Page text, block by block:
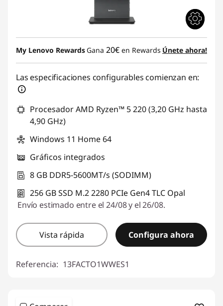
My Lenovo Rewards Gana 20€ en Rewards Únete ahora!
Las especificaciones configurables comienzan en:
Procesador AMD Ryzen™ 5 220 (3,20 GHz hasta
4,90 GHz)
Windows 11 Home 64
Gráficos integrados
8 GB DDR5-5600MT/s (SODIMM)
256 GB SSD M.2 2280 PCIe Gen4 TLC Opal
Envío estimado entre el 24/08 y el 26/08.
Vista rápida Configura ahora
Referencia: 13FACTO1WWES1